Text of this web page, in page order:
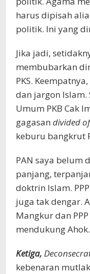
harus dipisah
politik. Ini yang
Jika jadi,
membubarkan
PKS.
dan jargon Islam.
Umum PKB Cak
gagasan divided
keburu bangkrut
PAN saya belum
panjang,
doktrin Islam.
juga tak dengar.
Mangkur dan
mendukung
Ketiga,
kebenaran